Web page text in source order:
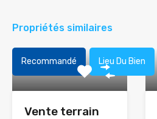
Propriétés similaires
Recommandé Lieu Du Bien
Vente terrain